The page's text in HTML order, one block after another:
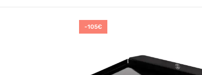
-105€